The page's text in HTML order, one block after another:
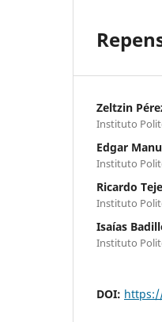
Zeltzin
Instituto
Edgar
Instituto
Ricardo
Instituto
Isaías
Instituto
DOI: